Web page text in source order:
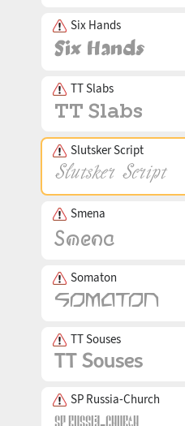
Six Hands
TT Slabs
Slutsker Script
Smena
Somaton
TT Souses
SP Russia-Church